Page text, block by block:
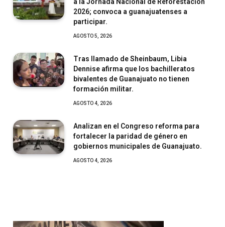
2026; convoca a guanajuatenses a
participar.
AGOSTO 5, 2026
Tras llamado de Sheinbaum, Libia
Dennise afirma que los bachilleratos
bivalentes de Guanajuato no tienen
formación militar.
AGOSTO 4, 2026
Analizan en el Congreso reforma para
fortalecer la paridad de género en
gobiernos municipales de Guanajuato.
AGOSTO 4, 2026